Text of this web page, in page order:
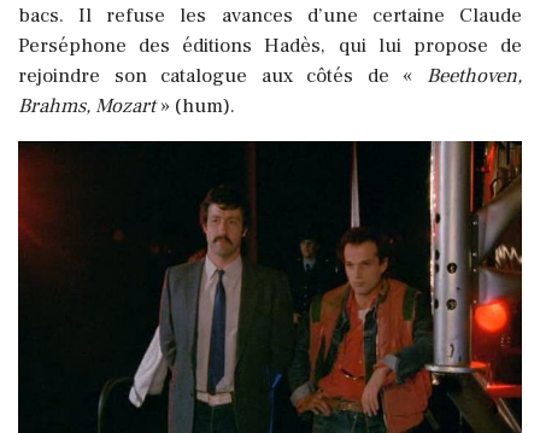
bacs. Il refuse les avances d’une certaine Claude
Perséphone des éditions Hadès, qui lui propose de
rejoindre son catalogue aux côtés de « Beethoven,
Brahms, Mozart» (hum).